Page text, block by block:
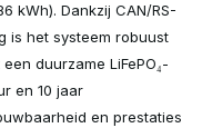
kWh). Dankzij CAN/RS-
is het systeem robuust
duurzame LiFePO₄-
en 10 jaar
en prestaties